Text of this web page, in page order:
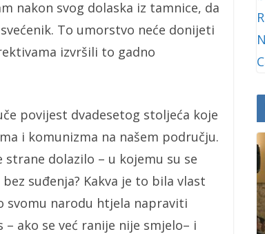
nakon svog dolaska iz tamnice, da
To umorstvo neće donijeti
izvršili to gadno
povijest dvadesetog stoljeća koje
i komunizma na našem području.
strane dolazilo – u kojemu su se
suđenja? Kakva je to bila vlast
svomu narodu htjela napraviti
ako se već ranije nije smjelo– i